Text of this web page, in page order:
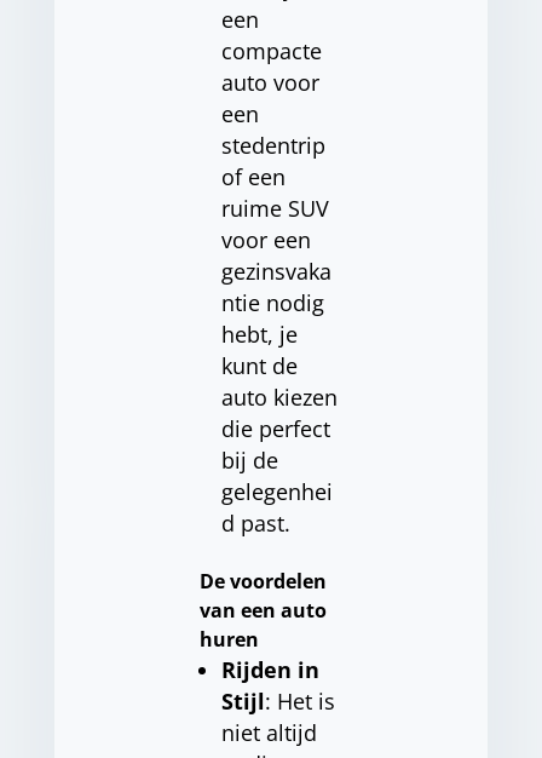
een
compacte
auto voor
een
stedentrip
of een
ruime SUV
voor een
gezinsvaka
ntie nodig
hebt, je
kunt de
auto kiezen
die perfect
bij de
gelegenhei
d past.
De voordelen
van een auto
huren
Rijden in
Stijl: Het is
niet altijd